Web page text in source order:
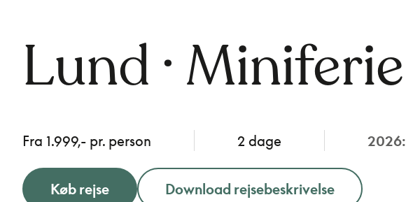
Lund · Miniferie
Fra 1.999,- pr. person 2 dage 2026:
Køb rejse Download rejsebeskrivelse